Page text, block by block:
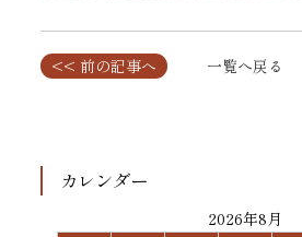
<< 前の記事へ 一覧へ戻る
カレンダー
2026年8月